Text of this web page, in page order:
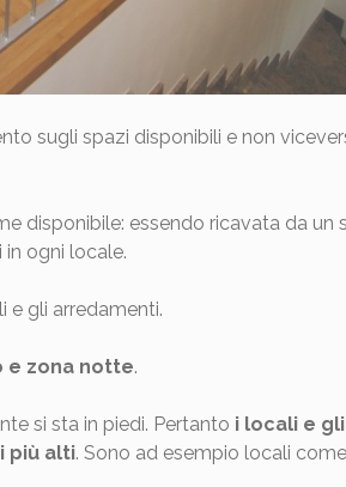
sugli spazi disponibili e non
disponibile: essendo ricavata da
in ogni locale.
e gli arredamenti.
e zona notte.
si sta in piedi. Pertanto i locali e
più alti. Sono ad esempio locali